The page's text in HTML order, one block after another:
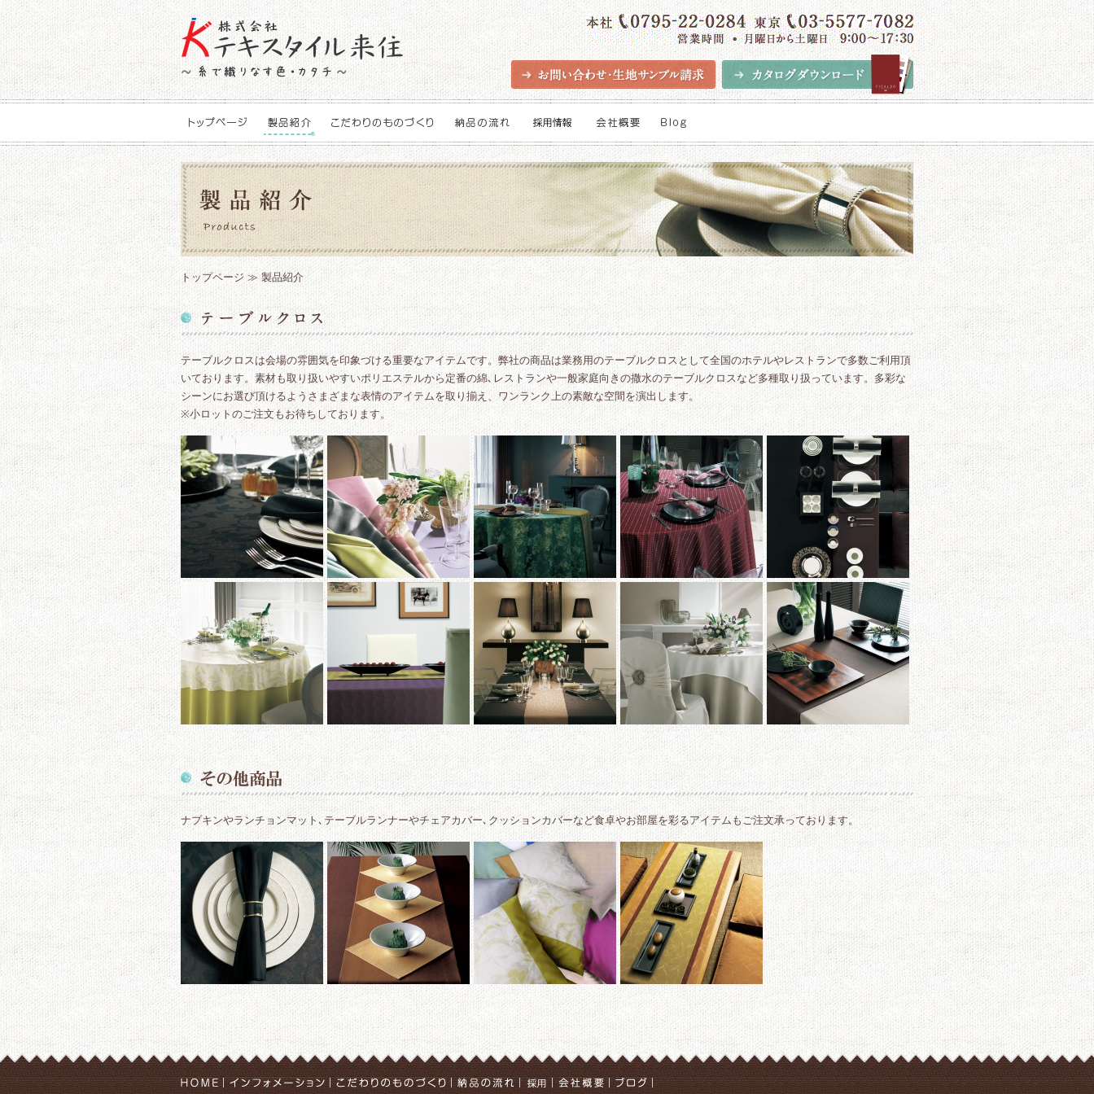
トップページ≫ 製品紹介
テーブルクロスは会場の雰囲気を印象づける重要なアイテムです。弊社の商品は業務用のテーブルクロスとして全国のホテルやレストランで多数ご利用頂
いております。素材も取り扱いやすいポリエステルから定番の綿､レストランや一般家庭向きの撒水のテーブルクロスなど多種取り扱っています。多彩な
シーンにお選び頂けるようさまざまな表情のアイテムを取り揃え、ワンランク上の素敵な空間を演出します。
※小ロットのご注文もお待ちしております。
ナプキンやランチョンマット､テーブルランナーやチェアカバー､クッションカバーなど食卓やお部屋を彩るアイテムもご注文承っております。